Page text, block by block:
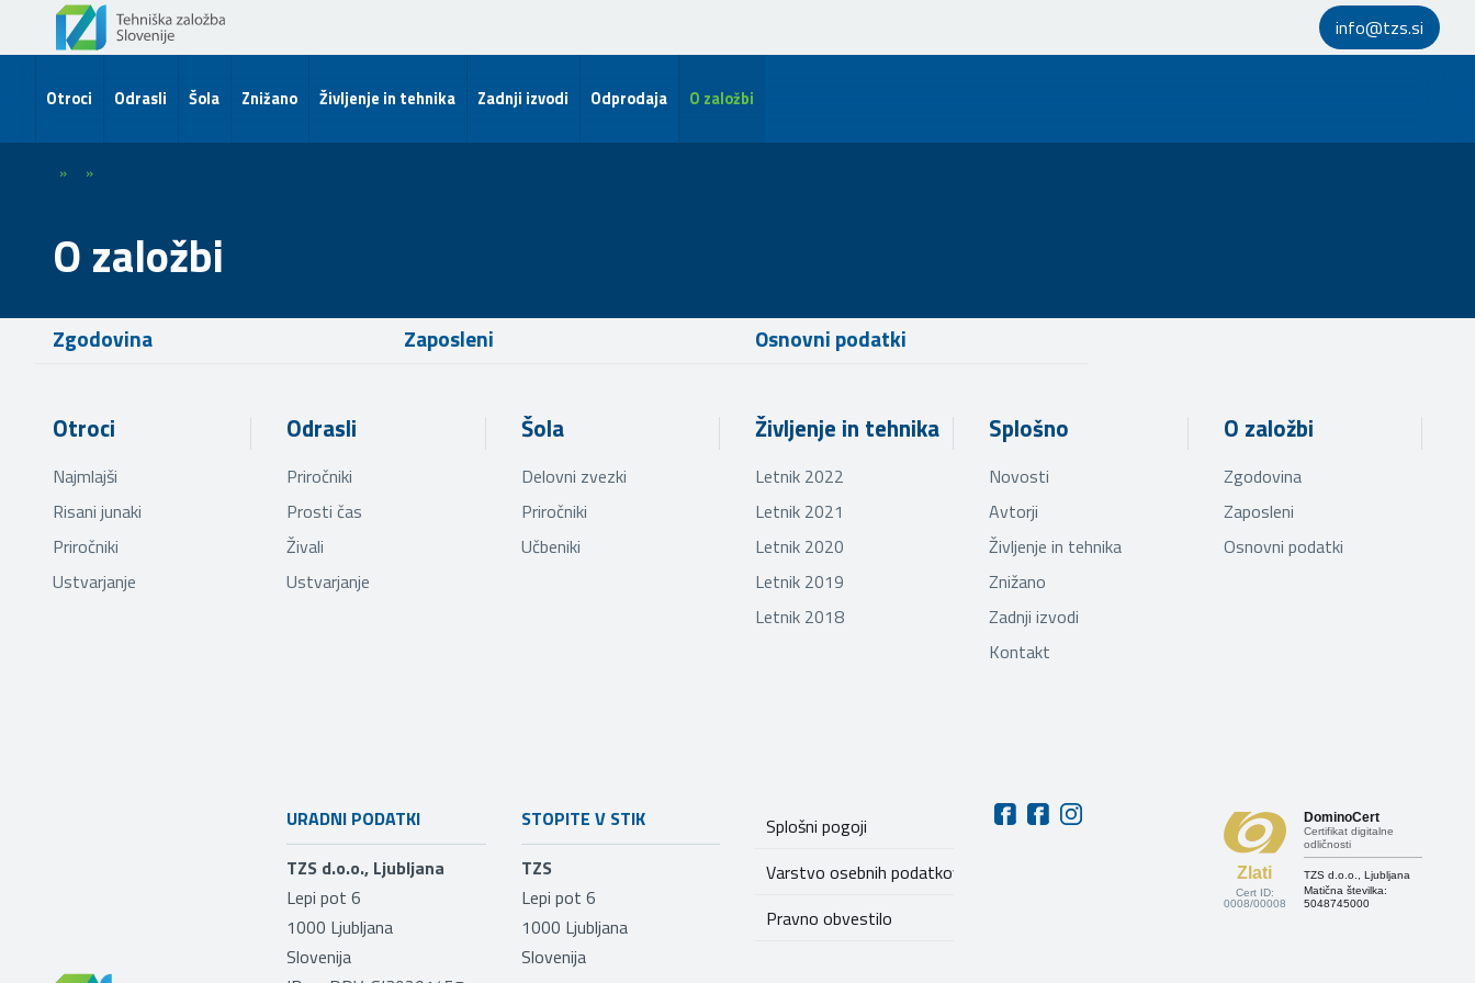
info@tzs.si
Otroci Odrasli Šola Znižano Življenje in tehnika Zadnji izvodi Odprodaja O založbi
» »
O založbi
Zgodovina Zaposleni Osnovni podatki
Otroci
Najmlajši
Risani junaki
Priročniki
Ustvarjanje
Odrasli
Priročniki
Prosti čas
Živali
Ustvarjanje
Šola
Delovni zvezki
Priročniki
Učbeniki
Življenje in tehnika
Letnik 2022
Letnik 2021
Letnik 2020
Letnik 2019
Letnik 2018
Splošno
Novosti
Avtorji
Življenje in tehnika
Znižano
Zadnji izvodi
Kontakt
O založbi
Zgodovina
Zaposleni
Osnovni podatki
URADNI PODATKI
TZS d.o.o., Ljubljana
Lepi pot 6
1000 Ljubljana
Slovenija
STOPITE V STIK
TZS
Lepi pot 6
1000 Ljubljana
Slovenija
Splošni pogoji
Varstvo osebnih podatkov
Pravno obvestilo
Zlati
Cert ID:
0008/00008
DominoCert
Certifikat digitalne
odličnosti
TZS d.o.o., Ljubljana
Matična številka:
5048745000